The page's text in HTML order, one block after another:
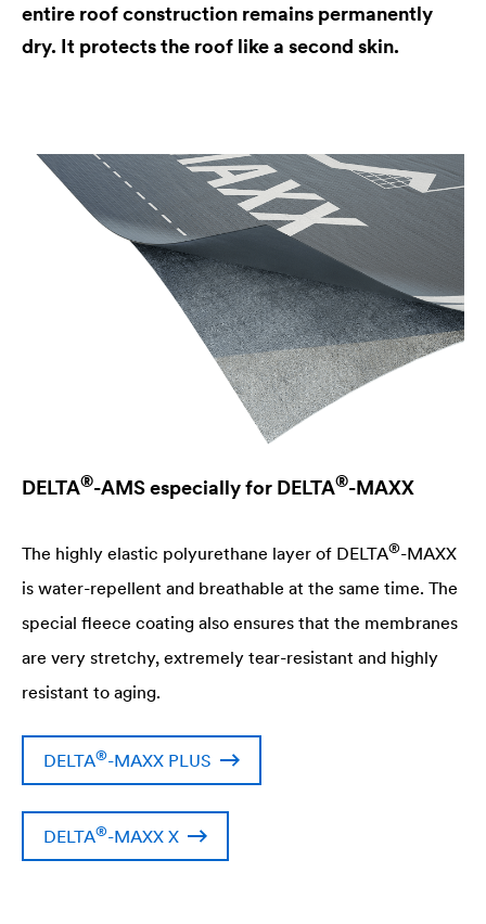
entire roof construction remains permanently
dry. It protects the roof like a second skin.
DELTA®-AMS especially for DELTA®-MAXX
The highly elastic polyurethane layer of DELTA®-MAXX
is water-repellent and breathable at the same time. The
special fleece coating also ensures that the membranes
are very stretchy, extremely tear-resistant and highly
resistant to aging.
DELTA®-MAXX PLUS
DELTA®-MAXX X